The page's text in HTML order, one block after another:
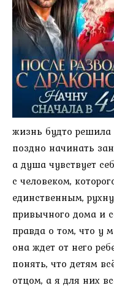
жизнь будто
поздно начинать
а душа чувствует
с человеком,
единственным,
привычного дома и
правда о том, что у
она ждет от него
понять, что детям
отцом, а я для них